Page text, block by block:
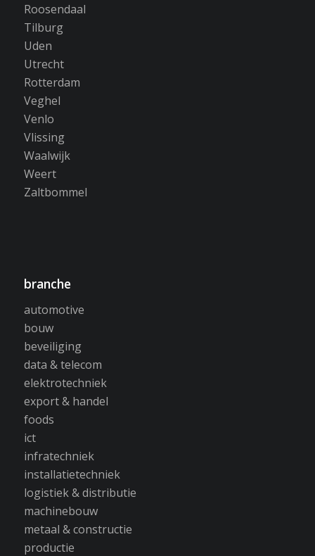
Roosendaal
Tilburg
Uden
Utrecht
Rotterdam
Veghel
Venlo
Vlissing
Waalwijk
Weert
Zaltbommel
branche
automotive
bouw
beveiliging
data & telecom
elektrotechniek
export & handel
foods
ict
infratechniek
installatietechniek
logistiek & distributie
machinebouw
metaal & constructie
productie